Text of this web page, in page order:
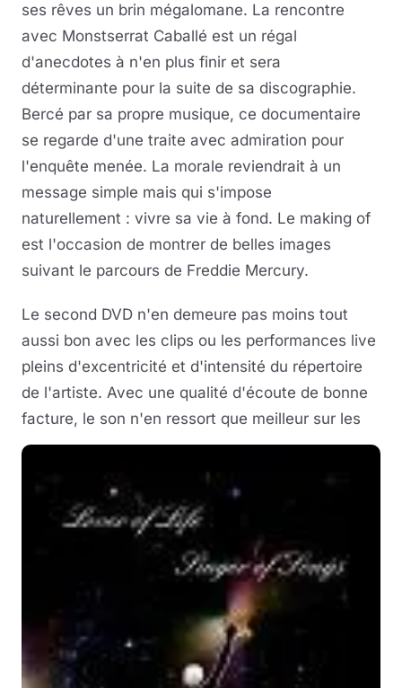
ses rêves un brin mégalomane. La rencontre
avec Monstserrat Caballé est un régal
d'anecdotes à n'en plus finir et sera
déterminante pour la suite de sa discographie.
Bercé par sa propre musique, ce documentaire
se regarde d'une traite avec admiration pour
l'enquête menée. La morale reviendrait à un
message simple mais qui s'impose
naturellement : vivre sa vie à fond. Le making of
est l'occasion de montrer de belles images
suivant le parcours de Freddie Mercury.
Le second DVD n'en demeure pas moins tout
aussi bon avec les clips ou les performances live
pleins d'excentricité et d'intensité du répertoire
de l'artiste. Avec une qualité d'écoute de bonne
facture, le son n'en ressort que meilleur sur les